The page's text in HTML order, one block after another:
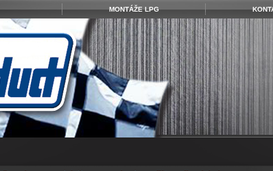
MONTÁŽE LPG